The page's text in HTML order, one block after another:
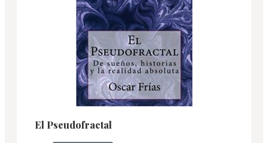
El Pseudofractal